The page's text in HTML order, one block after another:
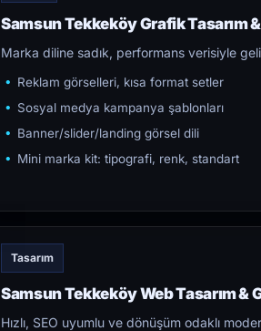
Samsun Tekkeköy Grafik Tasarım
Marka diline sadık, performans verisiyle
Reklam görselleri, kısa format setler
Sosyal medya kampanya şablonları
Banner/slider/landing görsel dili
Mini marka kit: tipografi, renk, standart
Tasarım
Samsun Tekkeköy Web Tasarım &
Hızlı, SEO uyumlu ve dönüşüm odaklı